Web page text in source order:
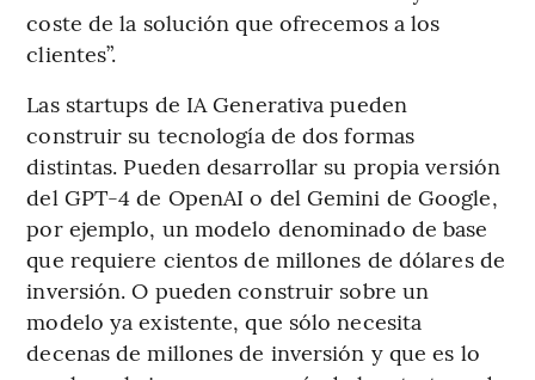
coste de la solución que ofrecemos a los
clientes”.
Las startups de IA Generativa pueden
construir su tecnología de dos formas
distintas. Pueden desarrollar su propia versión
del GPT-4 de OpenAI o del Gemini de Google,
por ejemplo, un modelo denominado de base
que requiere cientos de millones de dólares de
inversión. O pueden construir sobre un
modelo ya existente, que sólo necesita
decenas de millones de inversión y que es lo